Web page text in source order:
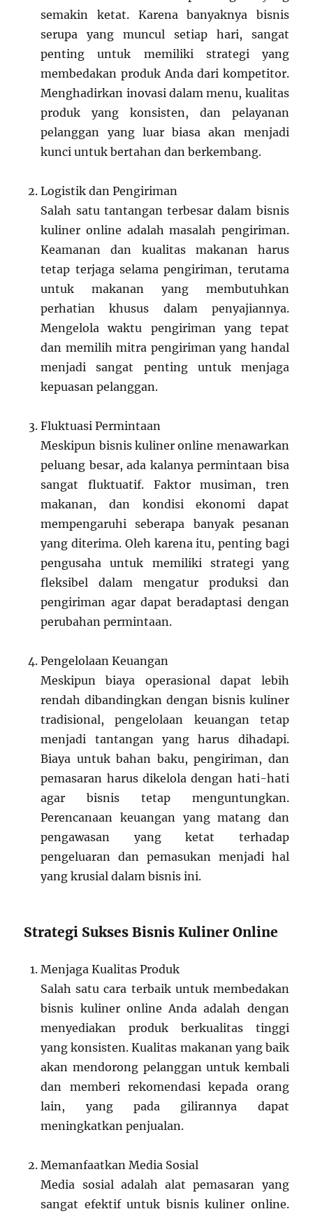
semakin ketat. Karena banyaknya bisnis
serupa yang muncul setiap hari, sangat
penting untuk memiliki strategi yang
membedakan produk Anda dari kompetitor.
Menghadirkan inovasi dalam menu, kualitas
produk yang konsisten, dan pelayanan
pelanggan yang luar biasa akan menjadi
kunci untuk bertahan dan berkembang.
Logistik dan Pengiriman
Salah satu tantangan terbesar dalam bisnis
kuliner online adalah masalah pengiriman.
Keamanan dan kualitas makanan harus
tetap terjaga selama pengiriman, terutama
untuk makanan yang membutuhkan
perhatian khusus dalam penyajiannya.
Mengelola waktu pengiriman yang tepat
dan memilih mitra pengiriman yang handal
menjadi sangat penting untuk menjaga
kepuasan pelanggan.
Fluktuasi Permintaan
Meskipun bisnis kuliner online menawarkan
peluang besar, ada kalanya permintaan bisa
sangat fluktuatif. Faktor musiman, tren
makanan, dan kondisi ekonomi dapat
mempengaruhi seberapa banyak pesanan
yang diterima. Oleh karena itu, penting bagi
pengusaha untuk memiliki strategi yang
fleksibel dalam mengatur produksi dan
pengiriman agar dapat beradaptasi dengan
perubahan permintaan.
Pengelolaan Keuangan
Meskipun biaya operasional dapat lebih
rendah dibandingkan dengan bisnis kuliner
tradisional, pengelolaan keuangan tetap
menjadi tantangan yang harus dihadapi.
Biaya untuk bahan baku, pengiriman, dan
pemasaran harus dikelola dengan hati-hati
agar bisnis tetap menguntungkan.
Perencanaan keuangan yang matang dan
pengawasan yang ketat terhadap
pengeluaran dan pemasukan menjadi hal
yang krusial dalam bisnis ini.
Strategi Sukses Bisnis Kuliner Online
Menjaga Kualitas Produk
Salah satu cara terbaik untuk membedakan
bisnis kuliner online Anda adalah dengan
menyediakan produk berkualitas tinggi
yang konsisten. Kualitas makanan yang baik
akan mendorong pelanggan untuk kembali
dan memberi rekomendasi kepada orang
lain, yang pada gilirannya dapat
meningkatkan penjualan.
Memanfaatkan Media Sosial
Media sosial adalah alat pemasaran yang
sangat efektif untuk bisnis kuliner online.